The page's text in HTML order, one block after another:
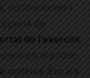
institucionals i
parla de
de l’exercici,
el poder.
mateixa. Encara